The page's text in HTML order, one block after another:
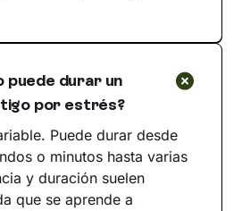
puede durar un
por estrés?
Puede durar desde
o minutos hasta varias
y duración suelen
que se aprende a